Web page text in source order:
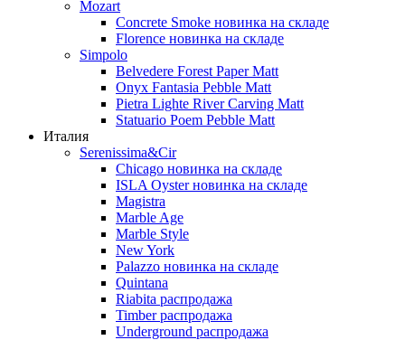
Mozart
Concrete Smoke новинка на складе
Florence новинка на складе
Simpolo
Belvedere Forest Paper Matt
Onyx Fantasia Pebble Matt
Pietra Lighte River Carving Matt
Statuario Poem Pebble Matt
Италия
Serenissima&Cir
Chicago новинка на складе
ISLA Oyster новинка на складе
Magistra
Marble Age
Marble Style
New York
Palazzo новинка на складе
Quintana
Riabita распродажа
Timber распродажа
Underground распродажа